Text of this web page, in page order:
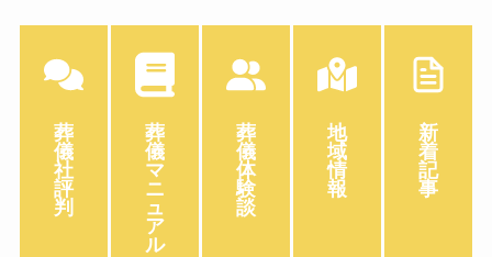
葬
儀
社
評
判
葬
儀
マ
ニ
ュ
ア
ル
葬
儀
体
験
談
地
域
情
報
新
着
記
事